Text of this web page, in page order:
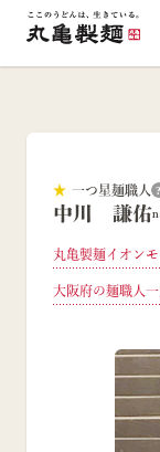
★ 一つ星麺職人 ?
中川 謙佑
丸亀製麺イオン
大阪府の麺職人